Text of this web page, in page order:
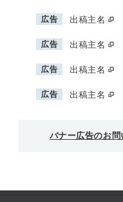
広告 出稿主名
広告 出稿主名
広告 出稿主名
広告 出稿主名
バナー広告のお